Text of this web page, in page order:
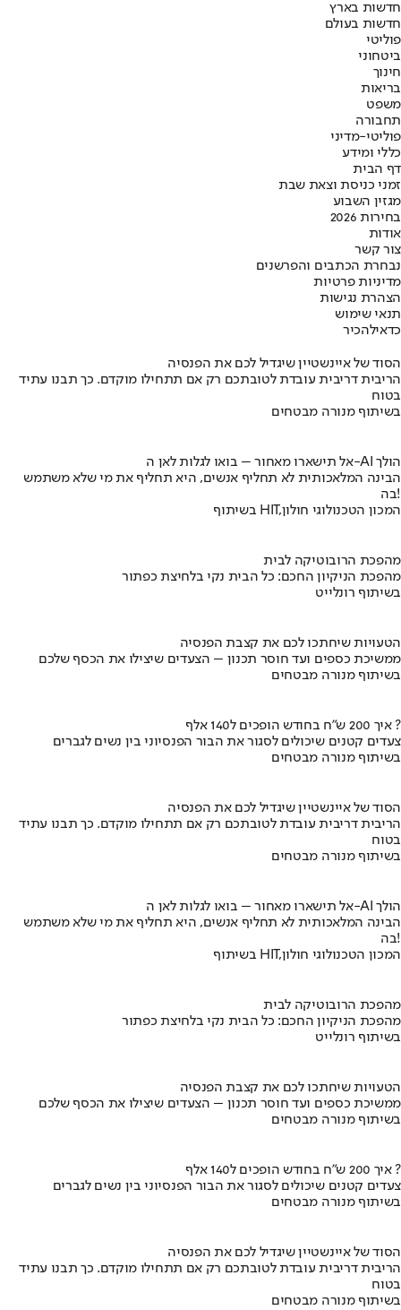
חדשות בארץ
חדשות בעולם
פוליטי
ביטחוני
חינוך
בריאות
משפט
תחבורה
פוליטי-מדיני
כללי ומידע
דף הבית
זמני כניסת וצאת שבת
מגזין השבוע
בחירות 2026
אודות
צור קשר
נבחרת הכתבים והפרשנים
מדיניות פרטיות
הצהרת נגישות
תנאי שימוש
כדאילהכיר
הסוד של איינשטיין שיגדיל לכם את הפנסיה
הריבית דריבית עובדת לטובתכם רק אם תתחילו מוקדם. כך תבנו עתיד
בטוח
בשיתוף מנורה מבטחים
אל תישארו מאחור – בואו לגלות לאן ה-AI הולך
הבינה המלאכותית לא תחליף אנשים, היא תחליף את מי שלא משתמש
בה!
בשיתוף HIT,המכון הטכנולוגי חולון
מהפכת הרובוטיקה לבית
מהפכת הניקיון החכם: כל הבית נקי בלחיצת כפתור
בשיתוף רונלייט
הטעויות שיחתכו לכם את קצבת הפנסיה
ממשיכת כספים ועד חוסר תכנון – הצעדים שיצילו את הכסף שלכם
בשיתוף מנורה מבטחים
איך 200 ש"ח בחודש הופכים ל140 אלף ?
צעדים קטנים שיכולים לסגור את הבור הפנסיוני בין נשים לגברים
בשיתוף מנורה מבטחים
הסוד של איינשטיין שיגדיל לכם את הפנסיה
הריבית דריבית עובדת לטובתכם רק אם תתחילו מוקדם. כך תבנו עתיד
בטוח
בשיתוף מנורה מבטחים
אל תישארו מאחור – בואו לגלות לאן ה-AI הולך
הבינה המלאכותית לא תחליף אנשים, היא תחליף את מי שלא משתמש
בה!
בשיתוף HIT,המכון הטכנולוגי חולון
מהפכת הרובוטיקה לבית
מהפכת הניקיון החכם: כל הבית נקי בלחיצת כפתור
בשיתוף רונלייט
הטעויות שיחתכו לכם את קצבת הפנסיה
ממשיכת כספים ועד חוסר תכנון – הצעדים שיצילו את הכסף שלכם
בשיתוף מנורה מבטחים
איך 200 ש"ח בחודש הופכים ל140 אלף ?
צעדים קטנים שיכולים לסגור את הבור הפנסיוני בין נשים לגברים
בשיתוף מנורה מבטחים
הסוד של איינשטיין שיגדיל לכם את הפנסיה
הריבית דריבית עובדת לטובתכם רק אם תתחילו מוקדם. כך תבנו עתיד
בטוח
בשיתוף מנורה מבטחים